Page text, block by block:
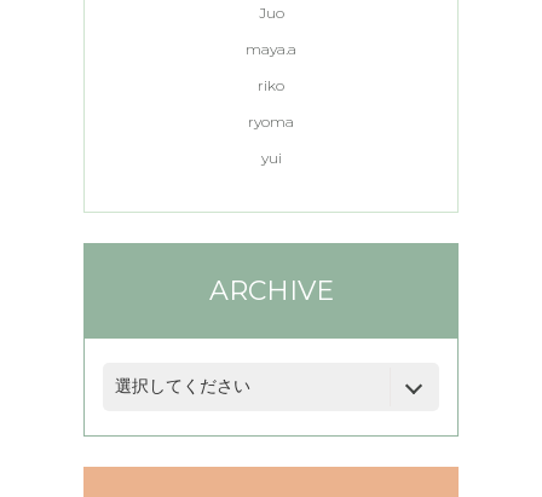
Juo
maya.a
riko
ryoma
yui
ARCHIVE